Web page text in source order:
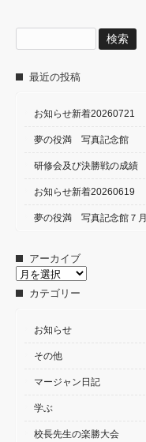
索:
最近の投稿
お知らせ新着20260721
夢の役満 写真記念館
研修会及び決勝戦の成績
お知らせ新着20260619
夢の役満 写真記念館７月
アーカイブ
ア
カテゴリー
お知らせ
その他
マージャン日記
学ぶ
校長先生の楽勝大会